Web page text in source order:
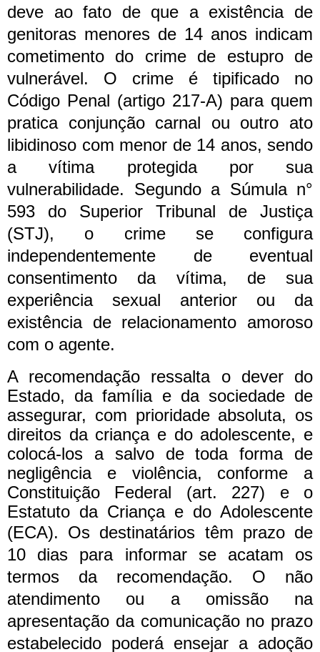
deve ao fato de que a existência de
genitoras menores de 14 anos indicam
cometimento do crime de estupro de
vulnerável. O crime é tipificado no
Código Penal (artigo 217-A) para quem
pratica conjunção carnal ou outro ato
libidinoso com menor de 14 anos, sendo
a vítima protegida por sua
vulnerabilidade. Segundo a Súmula n°
593 do Superior Tribunal de Justiça
(STJ), o crime se configura
independentemente de eventual
consentimento da vítima, de sua
experiência sexual anterior ou da
existência de relacionamento amoroso
com o agente.
A recomendação ressalta o dever do
Estado, da família e da sociedade de
assegurar, com prioridade absoluta, os
direitos da criança e do adolescente, e
colocá-los a salvo de toda forma de
negligência e violência, conforme a
Constituição Federal (art. 227) e o
Estatuto da Criança e do Adolescente
(ECA). Os destinatários têm prazo de
10 dias para informar se acatam os
termos da recomendação. O não
atendimento ou a omissão na
apresentação da comunicação no prazo
estabelecido poderá ensejar a adoção